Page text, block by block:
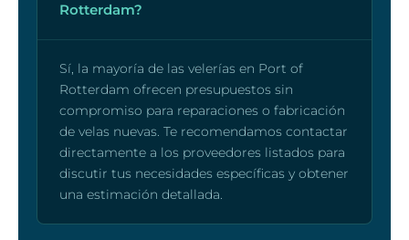
Rotterdam?
Sí, la mayoría de las velerías en Port of
Rotterdam ofrecen presupuestos sin
compromiso para reparaciones o fabricación
de velas nuevas. Te recomendamos contactar
directamente a los proveedores listados para
discutir tus necesidades específicas y obtener
una estimación detallada.